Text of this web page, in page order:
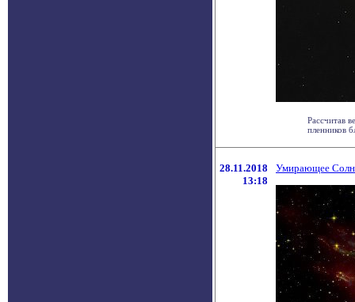
Рассчитав
пленников
28.11.2018
13:18
Умирающее